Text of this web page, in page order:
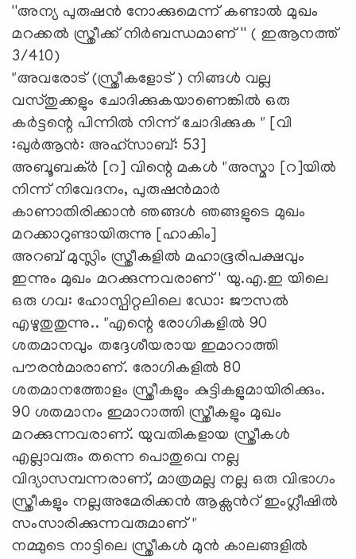
''അന്യ പുരുഷൻ നോക്കുമെന്ന് കണ്ടാൽ മുഖം
മറക്കൽ സ്ത്രീക്ക് നിർബന്ധമാണ് '' ( ഇആനത്ത്
3/410)
"അവരോട് (സ്ത്രീകളോട് ) നിങ്ങൾ വല്ല
വസ്തുക്കളും ചോദിക്കുകയാണെങ്കിൽ ഒരു
കർട്ടന്റെ പിന്നിൽ നിന്ന് ചോദിക്കുക " [വി
:ഖുർആൻ: അഹ്സാബ്: 53]
അബൂബക്ർ [റ] വിന്റെ മകൾ "അസ്മാ [റ]യിൽ
നിന്ന് നിവേദനം, പുരുഷൻമാർ
കാണാതിരിക്കാൻ ഞങ്ങൾ ഞങ്ങളുടെ മുഖം
മറക്കാറുണ്ടായിരുന്നു [ഹാകിം]
അറബ് മുസ്ലിം സ്ത്രീകളിൽ മഹാഭൂരിപക്ഷവും
ഇന്നും മുഖം മറക്കുന്നവരാണ് ' യു.എ.ഇ യിലെ
ഒരു ഗവ: ഹോസ്പിറ്റലിലെ ഡോ: ജൗസൽ
എഴുതുതുന്നു.. "എന്റെ രോഗികളിൽ 90
ശതമാനവും തദ്ദേശീയരായ ഇമാറാത്തി
പൗരൻമാരാണ്. രോഗികളിൽ 80
ശതമാനത്തോളം സ്ത്രീകളും കുട്ടികളുമായിരിക്കും.
90 ശതമാനം ഇമാറാത്തി സ്ത്രീകളും മുഖം
മറക്കുന്നവരാണ്. യുവതികളായ സ്ത്രീകൾ
എല്ലാവരും തന്നെ പൊതുവെ നല്ല
വിദ്യാസമ്പന്നരാണ്, മാത്രമല്ല നല്ല ഒരു വിഭാഗം
സ്ത്രീകളും നല്ലഅമേരിക്കൻ ആക്സൻറ് ഇംഗ്ലീഷിൽ
സംസാരിക്കുന്നവരുമാണ് "
നമ്മുടെ നാട്ടിലെ സ്ത്രീകൾ മുൻ കാലങ്ങളിൽ